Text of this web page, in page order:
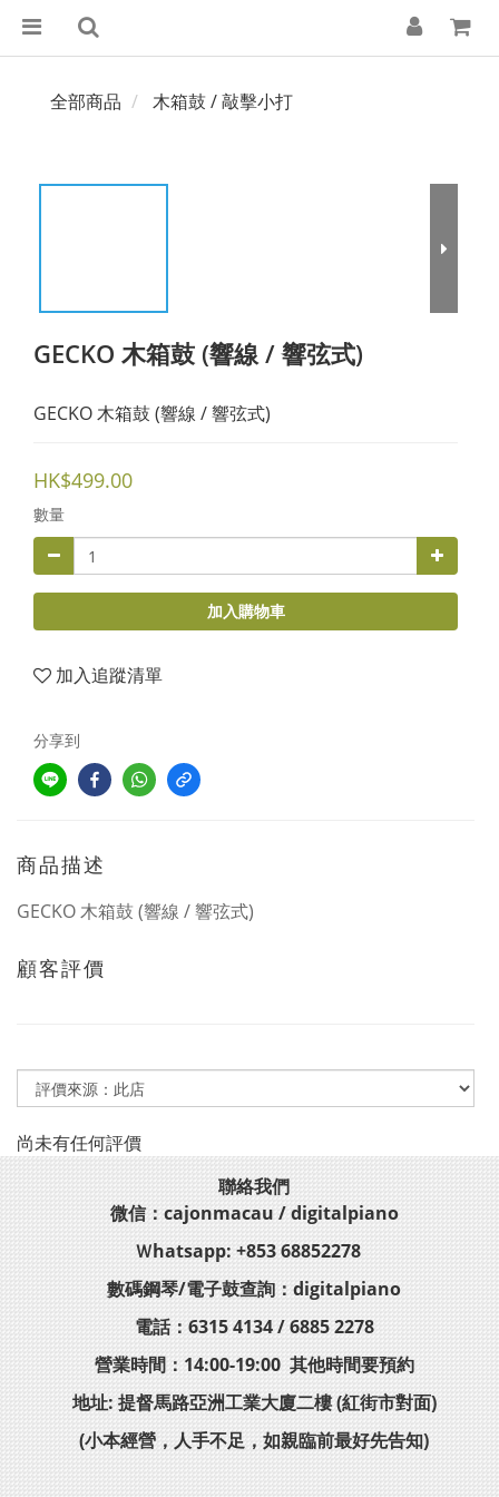
全部商品 木箱鼓 / 敲擊小打
GECKO 木箱鼓 (響線 / 響弦式)
GECKO 木箱鼓 (響線 / 響弦式)
HK$499.00
數量
加入購物車
加入追蹤清單
分享到
商品描述
GECKO 木箱鼓 (響線 / 響弦式)
顧客評價
尚未有任何評價
聯絡我們
微信：cajonmacau / digitalpiano
Ｗhatsapp: +853 68852278
數碼鋼琴/電子鼓查詢：digitalpiano
電話：6315 4134 / 6885 2278
營業時間：14:00-19:00 其他時間要預約
地址: 提督馬路亞洲工業大廈二樓 (紅街市對面)
(小本經營，人手不足，如親臨前最好先告知)